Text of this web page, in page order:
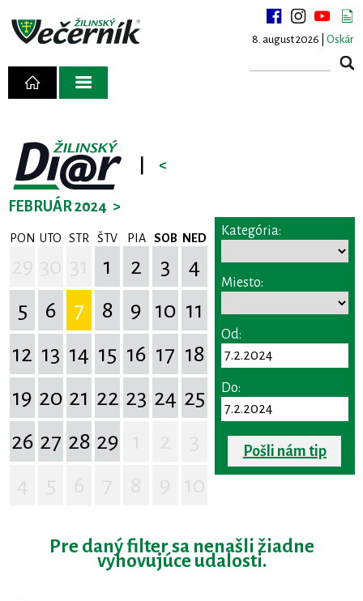
8. august 2026 | Oskár
<
FEBRUÁR 2024 >
PON UTO STR ŠTV PIA SOB NED
1 2 3
4
5
6 7 8 9 10 11
12 13 14 15 16 17 18
19 20 21 22 23 24 25
26 27 28 29
Kategória:
Miesto:
Od:
Do:
Pošli nám tip
Pre daný filter sa nenašli žiadne
vyhovujúce udalosti.